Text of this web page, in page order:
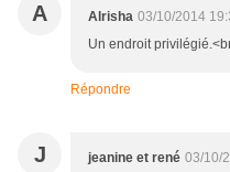
A Alrisha 03/10/2014
Un endroit
Répondre
J jeanine et rené 03/10/